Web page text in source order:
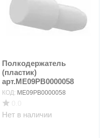
Полкодержатель
(пластик)
арт.ME09PB0000058
КОД: ME09PB0000058
Нет в наличии